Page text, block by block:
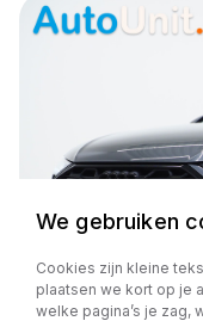
We gebruiken
Cookies zijn kleine
plaatsen we kort op je
welke pagina’s je zag,